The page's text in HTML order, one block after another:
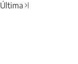
Última